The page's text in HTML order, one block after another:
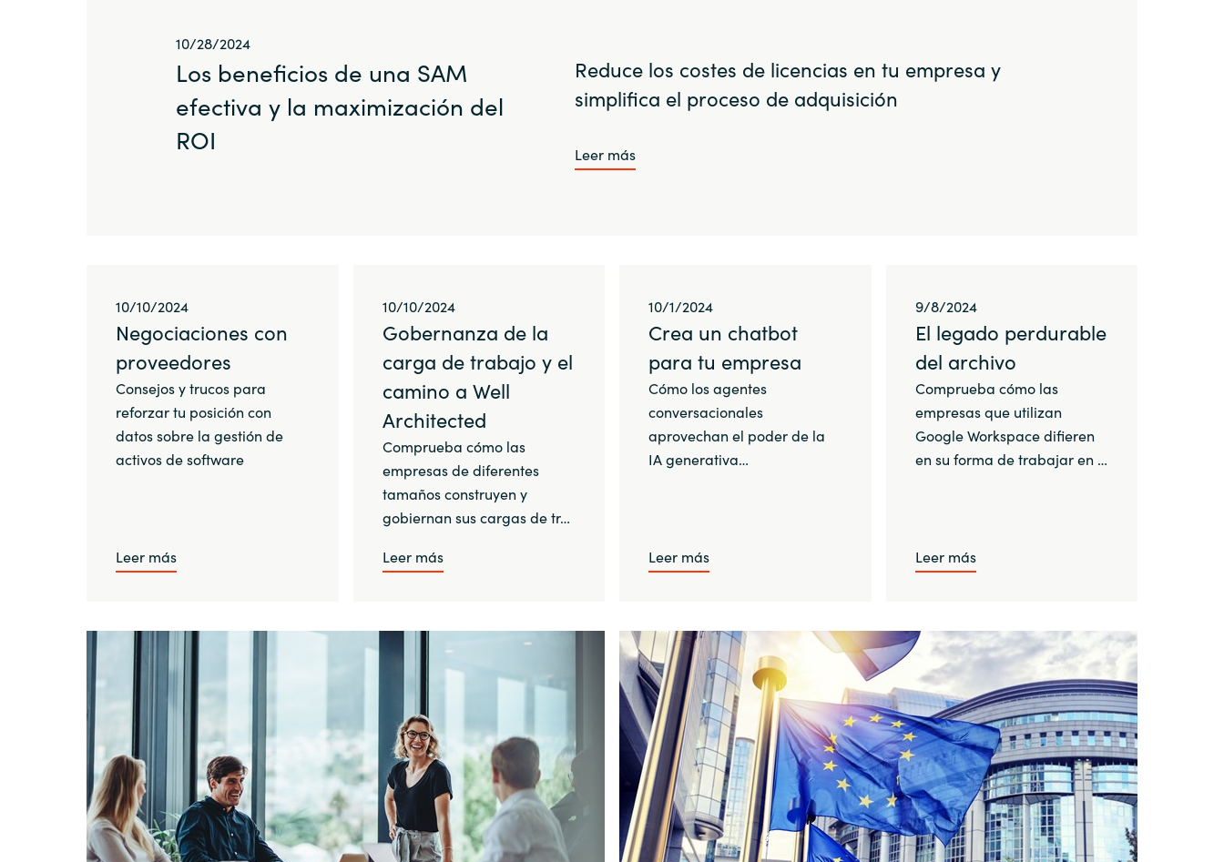
Sri Lanka
Ukraine
United Kingdom
10/28/2024
Los beneficios de una SAM
efectiva y la maximización del
ROI
Reduce los costes de licencias en tu empresa y
simplifica el proceso de adquisición
Leer más
10/10/2024
Negociaciones con
proveedores
Consejos y trucos para
reforzar tu posición con
datos sobre la gestión de
activos de software
Leer más
10/10/2024
Gobernanza de la
carga de trabajo y el
camino a Well
Architected
Comprueba cómo las
empresas de diferentes
tamaños construyen y
gobiernan sus cargas de tr…
Leer más
10/1/2024
Crea un chatbot
para tu empresa
Cómo los agentes
conversacionales
aprovechan el poder de la
IA generativa…
Leer más
9/8/2024
El legado perdurable
del archivo
Comprueba cómo las
empresas que utilizan
Google Workspace difieren
en su forma de trabajar en …
Leer más